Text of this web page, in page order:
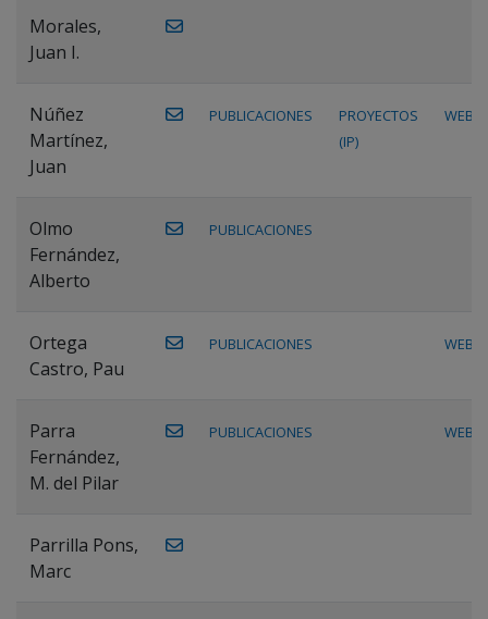
Morales,
Juan I.
Núñez
Martínez,
Juan
PUBLICACIONES
PROYECTOS
(IP)
WEB
Olmo
Fernández,
Alberto
PUBLICACIONES
Ortega
Castro, Pau
PUBLICACIONES WEB
Parra
Fernández,
M. del Pilar
PUBLICACIONES WEB
Parrilla Pons,
Marc